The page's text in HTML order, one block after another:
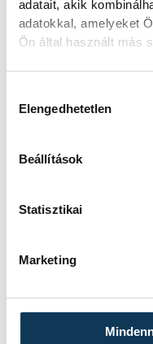
adatait, akik
adatokkal, amelyeket
Ön által használt más
Elengedhetetlen
Beállítások
Statisztikai
Marketing
SOROZAT
HAZAI
IDŐPONT
SOROZAT
HAZAI